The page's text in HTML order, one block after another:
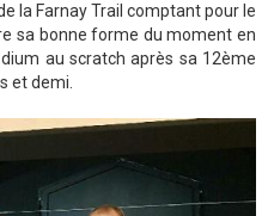
la Farnay Trail comptant pour le
sa bonne forme du moment en
au scratch après sa 12ème
et demi.